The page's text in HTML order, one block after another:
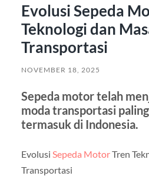
Evolusi Sepeda
Teknologi dan
Transportasi
NOVEMBER 18, 2025
Sepeda motor telah
moda transportasi
termasuk di Indonesia.
Evolusi Sepeda MotorTren
Transportasi